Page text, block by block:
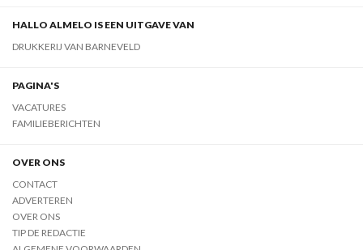
HALLO ALMELO IS EEN UITGAVE VAN
DRUKKERIJ VAN BARNEVELD
PAGINA'S
VACATURES
FAMILIEBERICHTEN
OVER ONS
CONTACT
ADVERTEREN
OVER ONS
TIP DE REDACTIE